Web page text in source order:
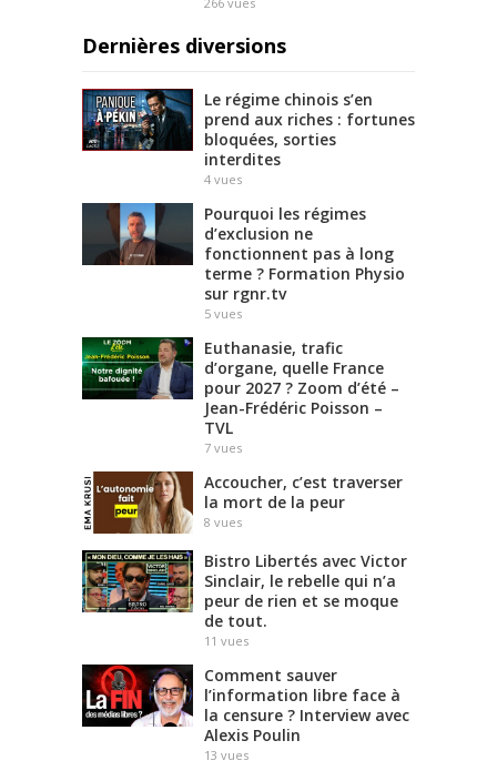
Dernières diversions
Le régime chinois s’en
prend aux riches : fortunes
bloquées, sorties
interdites
4 vues
Pourquoi les régimes
d’exclusion ne
fonctionnent pas à long
terme ? Formation Physio
sur rgnr.tv
5 vues
Euthanasie, trafic
d’organe, quelle France
pour 2027 ? Zoom d’été –
Jean-Frédéric Poisson –
TVL
7 vues
Accoucher, c’est traverser
la mort de la peur
8 vues
Bistro Libertés avec Victor
Sinclair, le rebelle qui n’a
peur de rien et se moque
de tout.
11 vues
Comment sauver
l’information libre face à
la censure ? Interview avec
Alexis Poulin
13 vues